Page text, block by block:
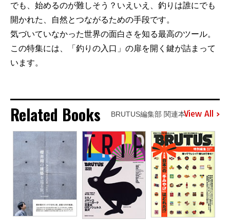
でも、始めるのが難しそう？いえいえ、釣りは誰にでも
開かれた、自然とつながるための手段です。
気づいていなかった世界の面白さを知る最高のツール。
この特集には、「釣りの入口」の扉を開く鍵が詰まって
います。
Related Books BRUTUS編集部 関連本View All